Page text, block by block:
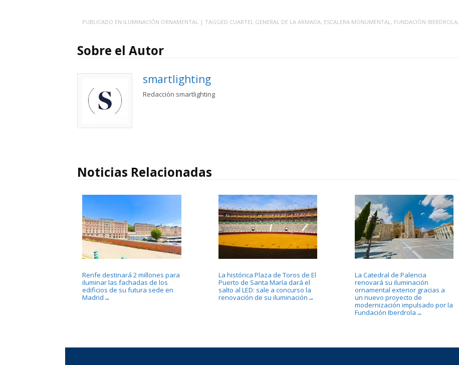
PUBLICADO EN ILUMINACIÓN ORNAMENTAL | TAGGED CUARTEL GENERAL DE LA ARMADA, ESCALERA MONUMENTAL, FUNDACIÓN IBERDROLA,
Sobre el Autor
smartlighting
Redacción smartlighting
Noticias Relacionadas
Renfe destinará 2 millones para
iluminar las fachadas de los
edificios de su futura sede en
Madrid →
La histórica Plaza de Toros de El
Puerto de Santa María dará el
salto al LED: sale a concurso la
renovación de su iluminación →
La Catedral de Palencia
renovará su iluminación
ornamental exterior gracias a
un nuevo proyecto de
modernización impulsado por la
Fundación Iberdrola →